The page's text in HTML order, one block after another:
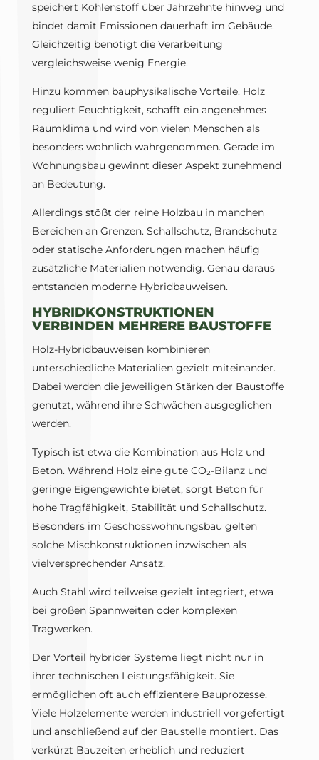
speichert Kohlenstoff über Jahrzehnte hinweg und
bindet damit Emissionen dauerhaft im Gebäude.
Gleichzeitig benötigt die Verarbeitung
vergleichsweise wenig Energie.
Hinzu kommen bauphysikalische Vorteile. Holz
reguliert Feuchtigkeit, schafft ein angenehmes
Raumklima und wird von vielen Menschen als
besonders wohnlich wahrgenommen. Gerade im
Wohnungsbau gewinnt dieser Aspekt zunehmend
an Bedeutung.
Allerdings stößt der reine Holzbau in manchen
Bereichen an Grenzen. Schallschutz, Brandschutz
oder statische Anforderungen machen häufig
zusätzliche Materialien notwendig. Genau daraus
entstanden moderne Hybridbauweisen.
HYBRIDKONSTRUKTIONEN
VERBINDEN MEHRERE BAUSTOFFE
Holz-Hybridbauweisen kombinieren
unterschiedliche Materialien gezielt miteinander.
Dabei werden die jeweiligen Stärken der Baustoffe
genutzt, während ihre Schwächen ausgeglichen
werden.
Typisch ist etwa die Kombination aus Holz und
Beton. Während Holz eine gute CO₂-Bilanz und
geringe Eigengewichte bietet, sorgt Beton für
hohe Tragfähigkeit, Stabilität und Schallschutz.
Besonders im Geschosswohnungsbau gelten
solche Mischkonstruktionen inzwischen als
vielversprechender Ansatz.
Auch Stahl wird teilweise gezielt integriert, etwa
bei großen Spannweiten oder komplexen
Tragwerken.
Der Vorteil hybrider Systeme liegt nicht nur in
ihrer technischen Leistungsfähigkeit. Sie
ermöglichen oft auch effizientere Bauprozesse.
Viele Holzelemente werden industriell vorgefertigt
und anschließend auf der Baustelle montiert. Das
verkürzt Bauzeiten erheblich und reduziert